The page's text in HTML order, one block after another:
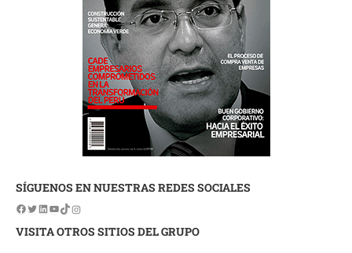
SÍGUENOS EN NUESTRAS REDES SOCIALES
VISITA OTROS SITIOS DEL GRUPO